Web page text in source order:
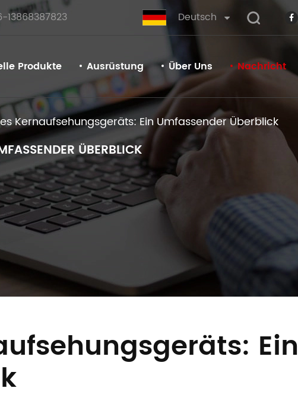
13868387823 Deutsch
Produkte Ausrüstung Über Uns Nachricht
Kernaufsehungsgeräts: Ein Umfassender Überblick
ÜBERBLICK
Ein